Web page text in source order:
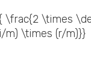
\frac{2 \times
m) \times (r/m)}}